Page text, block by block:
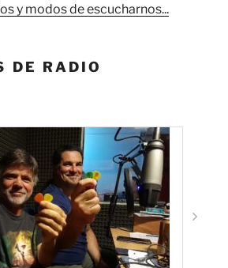
y modos de escucharnos...
DE RADIO